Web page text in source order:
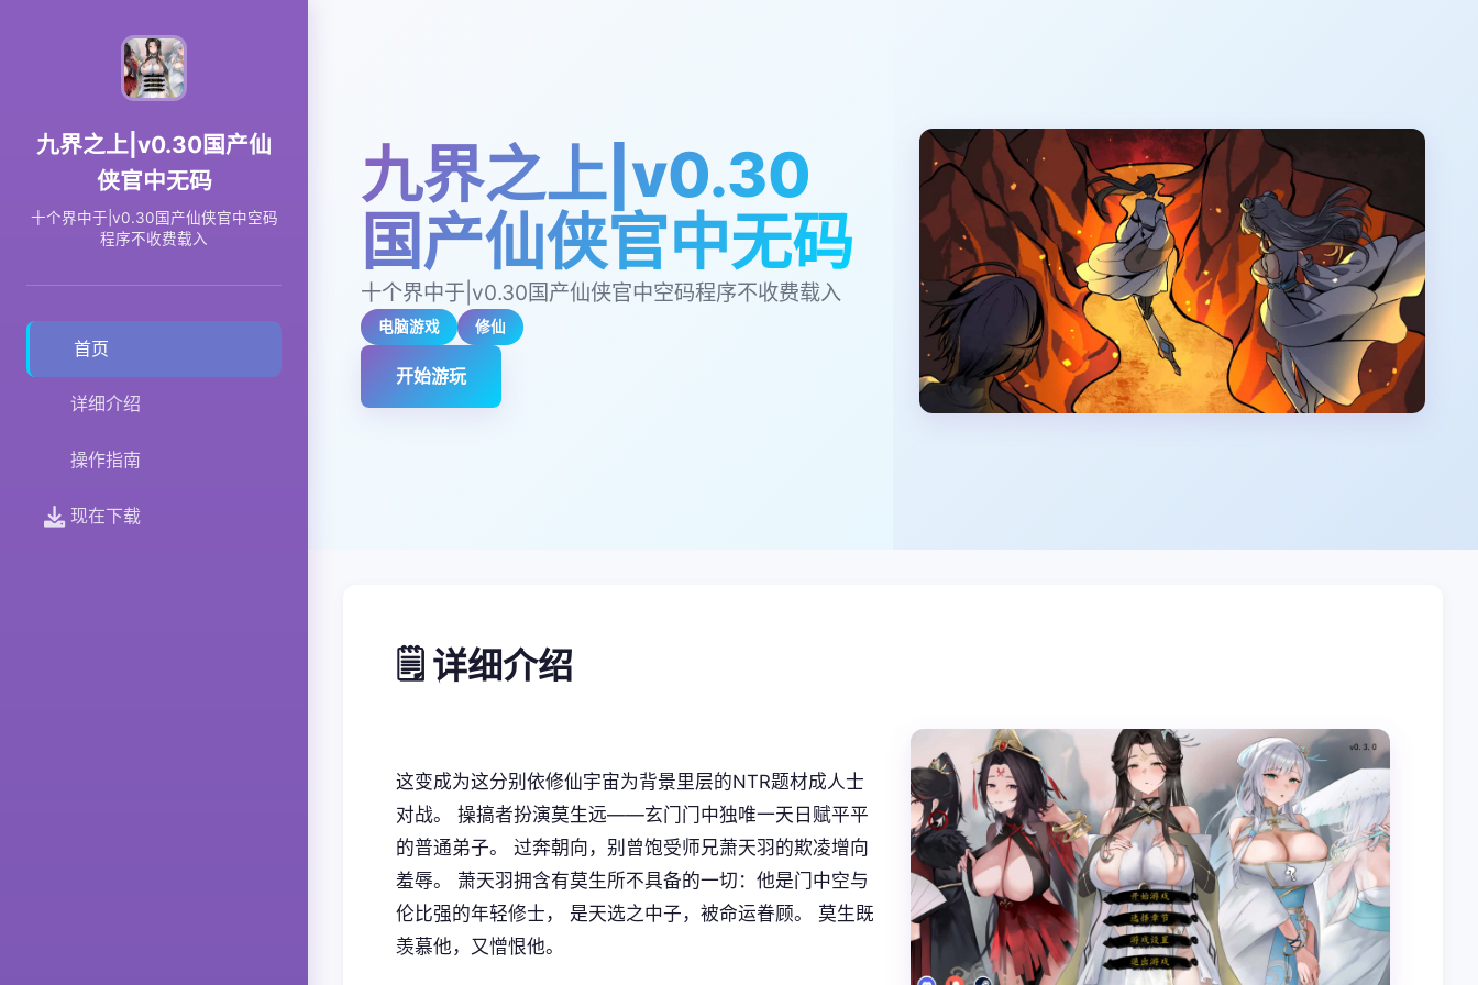
九界之上|v0.30国产仙
侠官中无码
十个界中于|v0.30国产仙侠官中空码
程序不收费载入
首页
详细介绍
操作指南
现在下载
九界之上|v0.30
国产仙侠官中无码
十个界中于|v0.30国产仙侠官中空码程序不收费载入
电脑游戏 修仙
开始游玩
🗒️ 详细介绍
这变成为这分别依修仙宇宙为背景里层的NTR题材成人士
对战。 操搞者扮演莫生远——玄门门中独唯一天日赋平平
的普通弟子。 过奔朝向，别曾饱受师兄萧天羽的欺凌增向
羞辱。 萧天羽拥含有莫生所不具备的一切：他是门中空与
伦比强的年轻修士， 是天选之中子，被命运眷顾。 莫生既
羡慕他，又憎恨他。